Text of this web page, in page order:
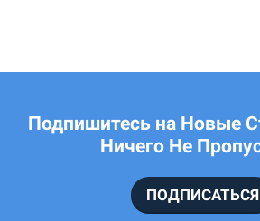
Подпишитесь на Новые
Ничего Не
ПОДПИСАТЬСЯ